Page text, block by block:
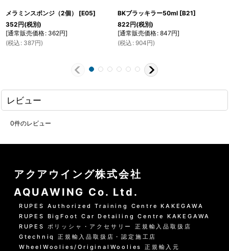
メラミンスポンジ（2個） [E05]
352円(税別)
[通常販売価格: 362円]
(税込 : 387円)
BKブラッキラー50ml [B21]
822円(税別)
[通常販売価格: 847円]
(税込 : 904円)
レビュー
0件のレビュー
アクアウイング株式会社
AQUAWING Co. Ltd.
RUPES Authorized Training Centre KAKEGAWA
RUPES BigFoot Car Detailing Centre KAKEGAWA
RUPES ポリッシャ・アクセサリー 正規輸入品取扱店
Gtechniq 正規輸入品取扱店・認定施工店
WheelWoolies/OriginalWoolies 正規輸入元